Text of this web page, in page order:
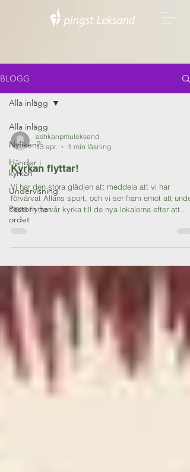
BLOGG
Alla inlägg
Nyfiken?
Händer i
kyrkan
Undervisning
Pastorn har
ordet
Alla inlägg
ashkanpmuleksand
13 apr.
1 min läsning
Kyrkan flyttar!
Vi har den stora glädjen att meddela att vi har
förvärvat Allans sport, och vi ser fram emot att under
2026 flytta vår kyrka till de nya lokalerna efter att
nödvändiga renoveringar har genomförts. Tills dess
meningsfull gemenskap. Vi ser fram emot denna
spännande resa tillsammans med er och är hoppfulla
inför framtiden.